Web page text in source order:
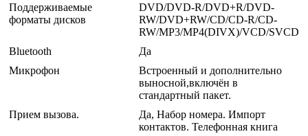
Поддерживаемые
форматы дисков
DVD/DVD-R/DVD+R/DVD-
RW/DVD+RW/CD/CD-R/CD-
RW/MP3/MP4(DIVX)/VCD/SVCD
Bluetooth
Да
Микрофон
Встроенный и дополнительно
выносной,включён в
стандартный пакет.
Прием вызова.
Да, Набор номера. Импорт
контактов. Телефонная книга